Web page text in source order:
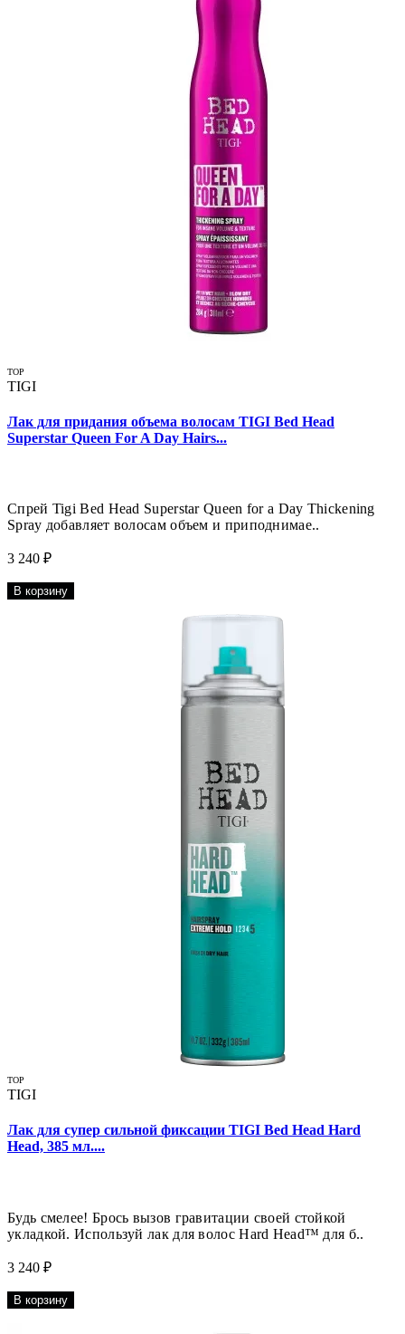
TOP
TIGI
Лак для придания объема волосам TIGI Bed Head
Superstar Queen For A Day Hairs...
Спрей Tigi Bed Head Superstar Queen for a Day Thickening
Spray добавляет волосам объем и приподнимае..
3 240 ₽
В корзину
TOP
TIGI
Лак для супер сильной фиксации TIGI Bed Head Hard
Head, 385 мл....
Будь смелее! Брось вызов гравитации своей стойкой
укладкой. Используй лак для волос Hard Head™ для б..
3 240 ₽
В корзину